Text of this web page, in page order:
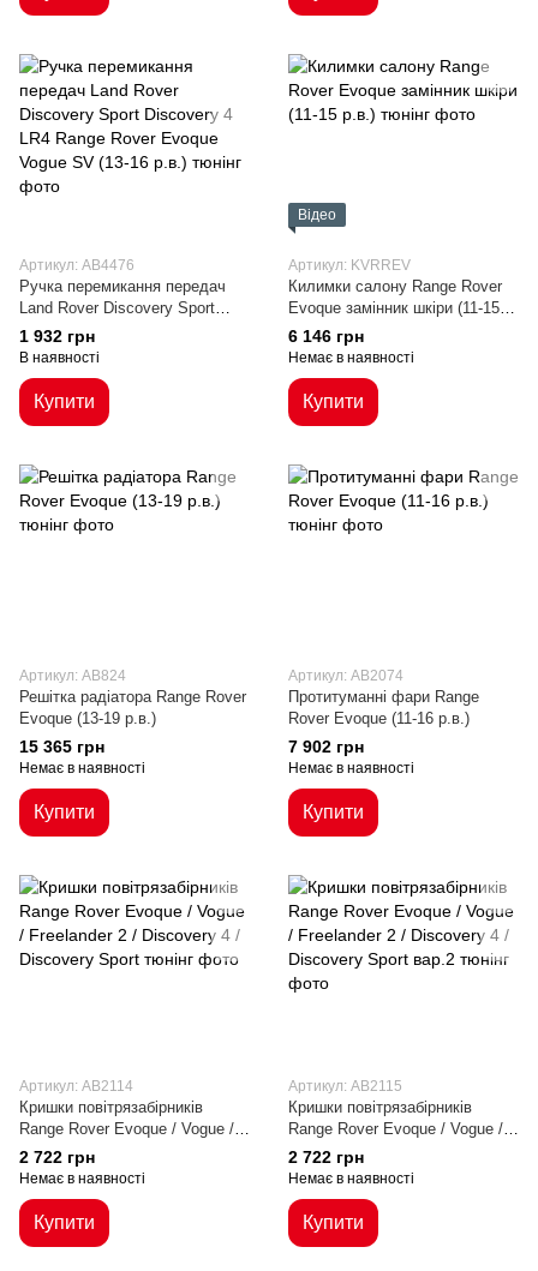
Артикул: AB4476
Ручка перемикання передач
Land Rover Discovery Sport
Discovery 4 LR4 Range Rover
Evoque Vogue SV (13-16 р.в.)
1 932 грн
В наявності
Купити
Відео
Артикул: KVRREV
Килимки салону Range Rover
Evoque замінник шкіри (11-15
р.в.)
6 146 грн
Немає в наявності
Купити
Артикул: AB824
Решітка радіатора Range Rover
Evoque (13-19 р.в.)
15 365 грн
Немає в наявності
Купити
Артикул: AB2074
Протитуманні фари Range
Rover Evoque (11-16 р.в.)
7 902 грн
Немає в наявності
Купити
Артикул: AB2114
Кришки повітрязабірників
Range Rover Evoque / Vogue /
Freelander 2 / Discovery 4 /
Discovery Sport
2 722 грн
Немає в наявності
Купити
Артикул: AB2115
Кришки повітрязабірників
Range Rover Evoque / Vogue /
Freelander 2 / Discovery 4 /
Discovery Sport вар.2
2 722 грн
Немає в наявності
Купити